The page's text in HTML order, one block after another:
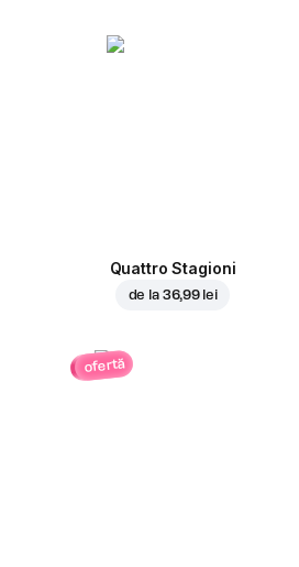
Quattro Stagioni
de la 36,99 lei
ofertă